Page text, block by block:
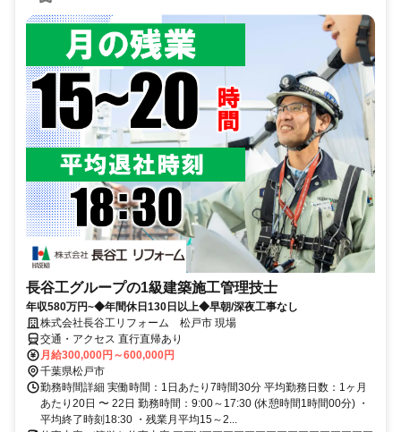
長谷工グループの1級建築施工管理技士
年収580万円~◆年間休日130日以上◆早朝/深夜工事なし
株式会社長谷工リフォーム 松戸市 現場
交通・アクセス 直行直帰あり
月給300,000円～600,000円
千葉県松戸市
勤務時間詳細 実働時間：1日あたり7時間30分 平均勤務日数：1ヶ月
あたり20日 〜 22日 勤務時間：9:00～17:30 (休憩時間1時間00分) ・
平均終了時刻18:30 ・残業月平均15～2...